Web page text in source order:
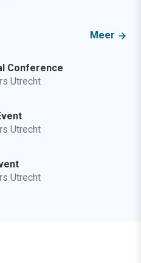
Meer
Conference
Utrecht
Utrecht
Utrecht